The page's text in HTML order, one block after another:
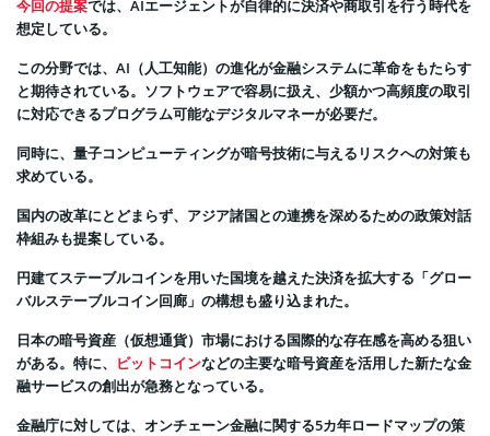
今回の提案では、AIエージェントが自律的に決済や商取引を行う時代を
想定している。
この分野では、AI（人工知能）の進化が金融システムに革命をもたらす
と期待されている。ソフトウェアで容易に扱え、少額かつ高頻度の取引
に対応できるプログラム可能なデジタルマネーが必要だ。
同時に、量子コンピューティングが暗号技術に与えるリスクへの対策も
求めている。
国内の改革にとどまらず、アジア諸国との連携を深めるための政策対話
枠組みも提案している。
円建てステーブルコインを用いた国境を越えた決済を拡大する「グロー
バルステーブルコイン回廊」の構想も盛り込まれた。
日本の暗号資産（仮想通貨）市場における国際的な存在感を高める狙い
がある。特に、
ビットコインなどの主要な暗号資産を活用した新たな金
融サービスの創出が急務となっている。
金融庁に対しては、オンチェーン金融に関する5カ年ロードマップの策